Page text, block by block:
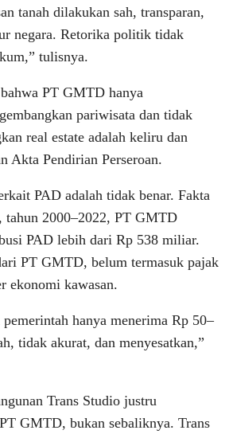
tanah dilakukan sah, transparan,
negara. Retorika politik tidak
tulisnya.
PT GMTD hanya
pariwisata dan tidak
real estate adalah keliru dan
Akta Pendirian Perseroan.
PAD adalah tidak benar. Fakta
tahun 2000–2022, PT GMTD
PAD lebih dari Rp 538 miliar.
PT GMTD, belum termasuk pajak
ekonomi kawasan.
pemerintah hanya menerima Rp 50–
tidak akurat, dan menyesatkan,”
Trans Studio justru
GMTD, bukan sebaliknya. Trans